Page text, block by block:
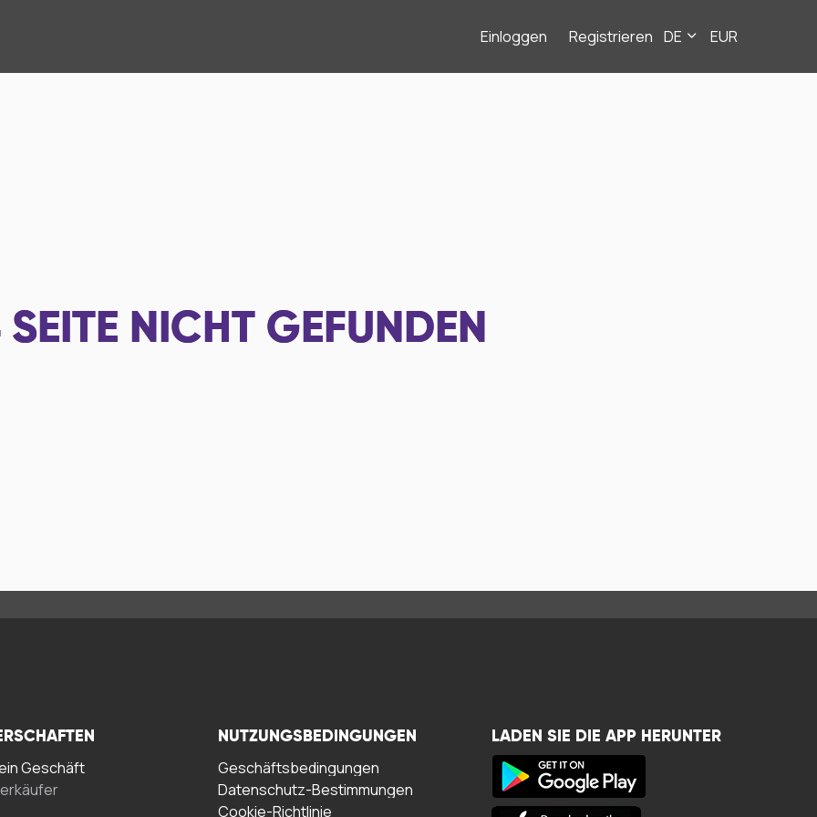
Einloggen Registrieren DE EUR
SEITE NICHT GEFUNDEN
Geschäft
NUTZUNGSBEDINGUNGEN
Geschäftsbedingungen
Datenschutz-Bestimmungen
Cookie-Richtlinie
LADEN SIE DIE APP HERUNTER